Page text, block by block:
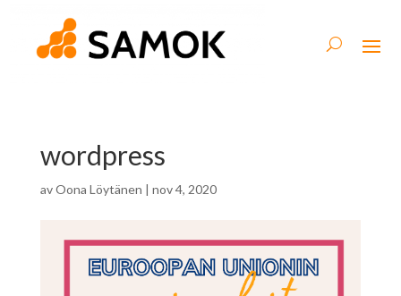
wordpress
avOona Löytänen | nov 4, 2020